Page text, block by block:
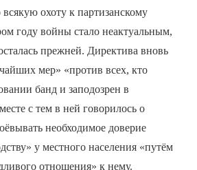
охоту к партизанскому
году войны стало неактуальным,
прежней. Директива вновь
мер» «против всех, кто
банд и заподозрен в
с тем в ней говорилось о
необходимое доверие
у местного населения «путём
отношения» к нему.